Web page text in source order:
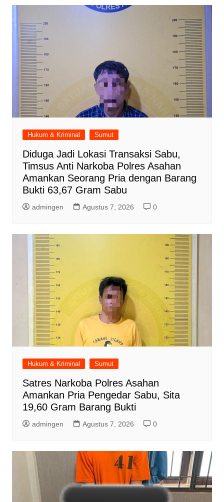
Hukum & Kriminal Sumut
Diduga Jadi Lokasi Transaksi Sabu,
Timsus Anti Narkoba Polres Asahan
Amankan Seorang Pria dengan Barang
Bukti 63,67 Gram Sabu
admingen Agustus 7, 2026 0
Hukum & Kriminal Sumut
Satres Narkoba Polres Asahan
Amankan Pria Pengedar Sabu, Sita
19,60 Gram Barang Bukti
admingen Agustus 7, 2026 0